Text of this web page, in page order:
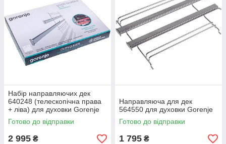
Набір направляючих дек
640248 (телескопічна права
+ ліва) для духовки Gorenje
Готово до відправки
2 995 ₴
Направляюча для дек
564550 для духовки Gorenje
Готово до відправки
1 795 ₴